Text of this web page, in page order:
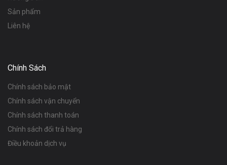
Sản phẩm
Liên hệ
Chính Sách
Chính sách bảo mật
Chính sách vận chuyển
Chính sách thanh toán
Chính sách đổi trả hàng
Điều khoản dịch vụ